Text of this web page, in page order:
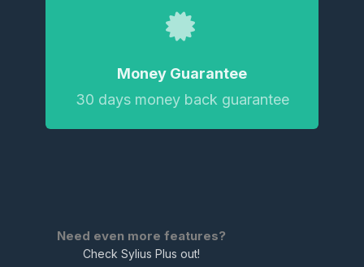
Money Guarantee
30 days money back guarantee
Need even more features?
Check Sylius Plus out!